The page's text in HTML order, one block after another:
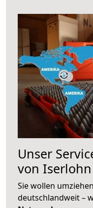
Unser
von
Sie wollen
deutschlandweit –